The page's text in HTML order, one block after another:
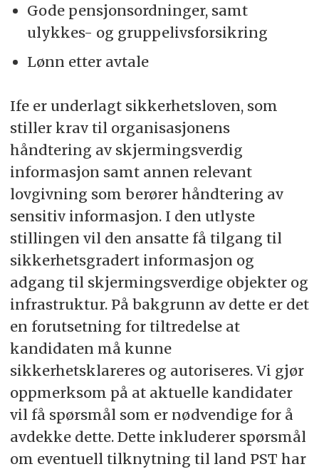
Gode pensjonsordninger, samt
ulykkes- og gruppelivsforsikring
Lønn etter avtale
Ife er underlagt sikkerhetsloven, som
stiller krav til organisasjonens
håndtering av skjermingsverdig
informasjon samt annen relevant
lovgivning som berører håndtering av
sensitiv informasjon. I den utlyste
stillingen vil den ansatte få tilgang til
sikkerhetsgradert informasjon og
adgang til skjermingsverdige objekter og
infrastruktur. På bakgrunn av dette er det
en forutsetning for tiltredelse at
kandidaten må kunne
sikkerhetsklareres og autoriseres. Vi gjør
oppmerksom på at aktuelle kandidater
vil få spørsmål som er nødvendige for å
avdekke dette. Dette inkluderer spørsmål
om eventuell tilknytning til land PST har